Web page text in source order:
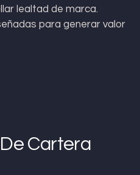
lealtad de marca.
para generar valor
Cartera